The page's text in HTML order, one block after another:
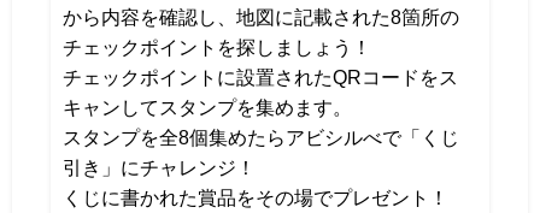
から内容を確認し、地図に記載された8箇所の
チェックポイントを探しましょう！
チェックポイントに設置されたQRコードをス
キャンしてスタンプを集めます。
スタンプを全8個集めたらアビシルべで「くじ
引き」にチャレンジ！
くじに書かれた賞品をその場でプレゼント！